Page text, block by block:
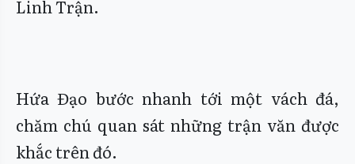
Linh Trận.
Hứa Đạo bước nhanh tới một vách đá,
chăm chú quan sát những trận văn được
khắc trên đó.